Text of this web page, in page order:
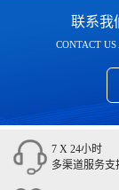
联系我
CONTACT
7 X 24小时
多渠道服务支